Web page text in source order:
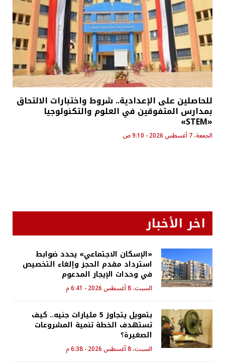
للحاصلين على الإعدادية.. شروط واختبارات الالتحاق
بمدارس المتفوقين في العلوم والتكنولوجيا
«STEM»
الجمعة، 7 أغسطس 2026 - 9:10 ص
اخر الأخبار
«الإسكان الاجتماعي» يحدد ضوابط
استرداد مقدم الحجز وإلغاء التخصيص
في وحدات الإيجار المدعوم
السبت، 8 أغسطس 2026 - 6:41 م
بتمويل يتجاوز 5 مليارات جنيه.. كيف
تستهدف الخطة تنمية المشروعات
الصغيرة؟
السبت، 8 أغسطس 2026 - 6:38 م